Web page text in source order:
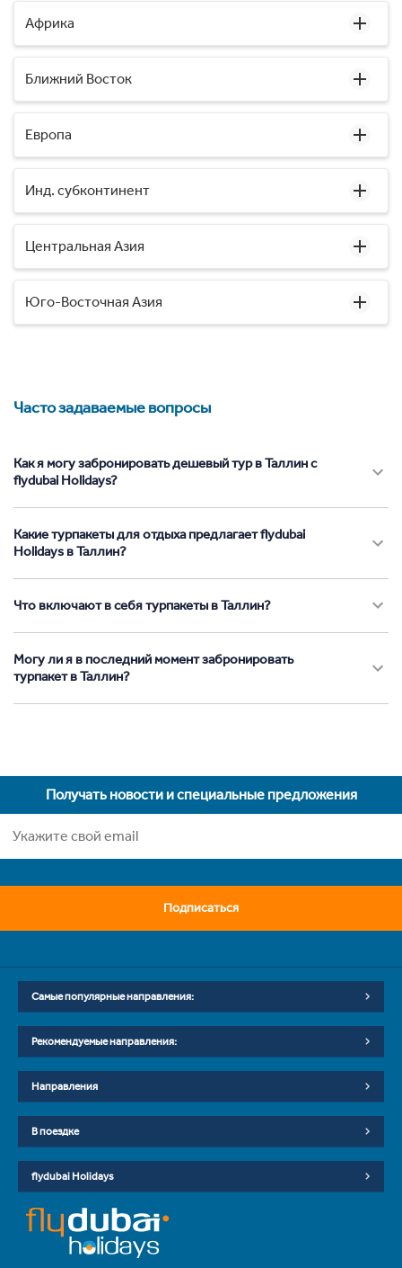
Африка
Ближний Восток
Европа
Инд. субконтинент
Центральная Азия
Юго-Восточная Азия
Часто задаваемые вопросы
Как я могу забронировать дешевый тур в Таллин с
flydubai Holidays?
Какие турпакеты для отдыха предлагает flydubai
Holidays в Таллин?
Что включают в себя турпакеты в Таллин?
Могу ли я в последний момент забронировать
турпакет в Таллин?
Получать новости и специальные предложения
Подписаться
Самые популярные направления:
Рекомендуемые направления:
Направления
В поездке
flydubai Holidays